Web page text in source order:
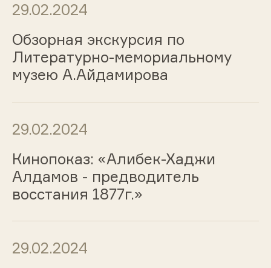
29.02.2024
Обзорная экскурсия по
Литературно-мемориальному
музею А.Айдамирова
29.02.2024
Кинопоказ: «Алибек-Хаджи
Алдамов - предводитель
восстания 1877г.»
29.02.2024